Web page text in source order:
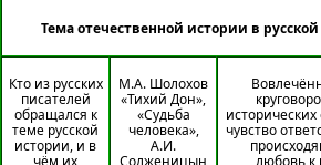
Тема отечественной истории в
Кто из русских
писателей
обращался к
теме русской
истории, и в
чём их
М.А. Шолохов
«Тихий Дон»,
«Судьба
человека»,
А.И.
Солженицын
чувство
любовь к